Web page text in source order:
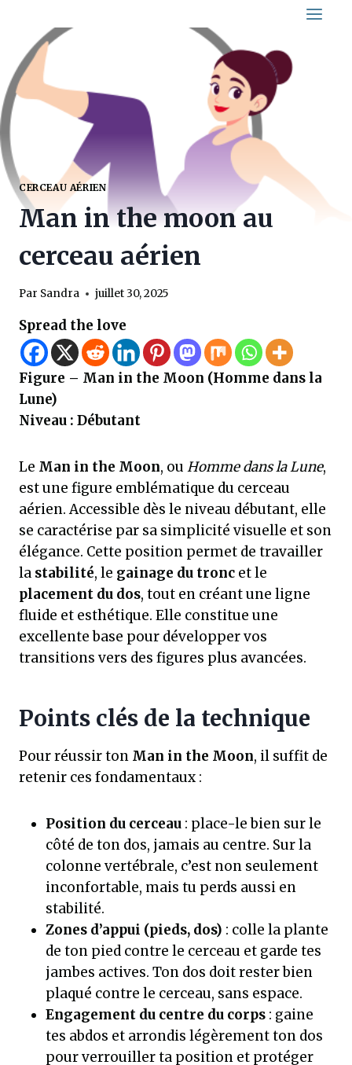
contenu
CERCEAU AÉRIEN
Man in the moon au
cerceau aérien
Par Sandra juillet 30, 2025
Spread the love
Figure – Man in the Moon (Homme dans la
Lune)
Niveau : Débutant
Le Man in the Moon, ou Homme dans la Lune,
est une figure emblématique du cerceau
aérien. Accessible dès le niveau débutant, elle
se caractérise par sa simplicité visuelle et son
élégance. Cette position permet de travailler
la stabilité, le gainage du tronc et le
placement du dos, tout en créant une ligne
fluide et esthétique. Elle constitue une
excellente base pour développer vos
transitions vers des figures plus avancées.
Points clés de la technique
Pour réussir ton Man in the Moon, il suffit de
retenir ces fondamentaux :
Position du cerceau : place-le bien sur le
côté de ton dos, jamais au centre. Sur la
colonne vertébrale, c’est non seulement
inconfortable, mais tu perds aussi en
stabilité.
Zones d’appui (pieds, dos) : colle la plante
de ton pied contre le cerceau et garde tes
jambes actives. Ton dos doit rester bien
plaqué contre le cerceau, sans espace.
Engagement du centre du corps : gaine
tes abdos et arrondis légèrement ton dos
pour verrouiller ta position et protéger